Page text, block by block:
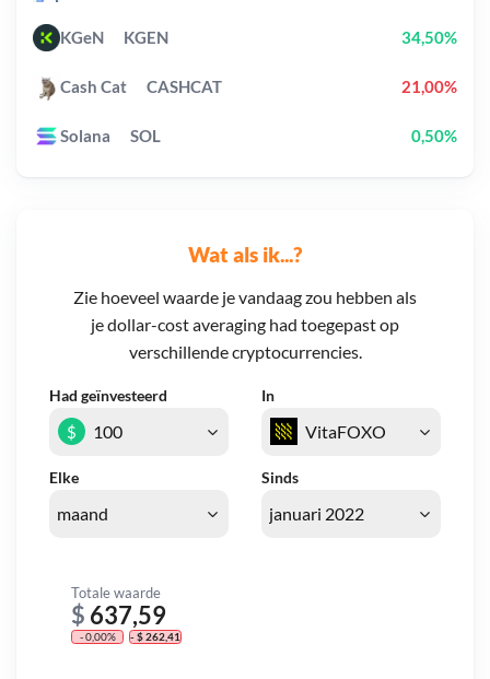
Wat als ik...?
Zie hoeveel waarde je vandaag zou hebben als
je dollar-cost averaging had toegepast op
verschillende cryptocurrencies.
Had geïnvesteerd In
Elke Sinds
$
Totale waarde
$ 637,59
- 0,00% - $ 262,41
KGeN KGEN 34,50%
Cash Cat CASHCAT 21,00%
Solana SOL 0,50%